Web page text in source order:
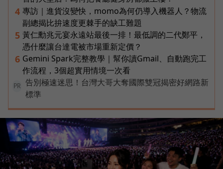
4 專訪｜進貨沒變快，momo為何仍導入機器人？物流
副總揭比拚速度更棘手的缺工難題
5 黃仁勳兆元宴永遠站最後一排！最低調的二代鄭平，
憑什麼讓台達電被市場重新定價？
6 Gemini Spark完整教學｜幫你讀Gmail、自動跑完工
作流程，3個超實用情境一次看
PR
告別極速迷思！台灣大哥大奪國際雙冠揭密好網路新
標準